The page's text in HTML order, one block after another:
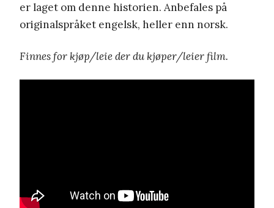
er laget om denne historien. Anbefales på
originalspråket engelsk, heller enn norsk.
Finnes for kjøp/leie der du kjøper/leier film.